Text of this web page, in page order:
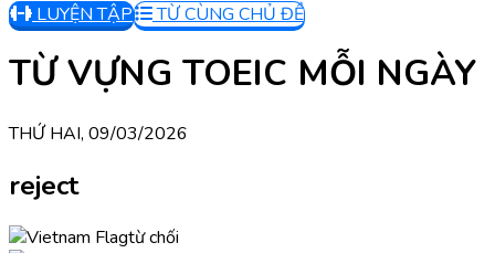
LUYỆN TẬP
TỪ CÙNG CHỦ ĐỀ
TỪ VỰNG TOEIC MỖI NGÀY
THỨ HAI, 09/03/2026
reject
từ chối